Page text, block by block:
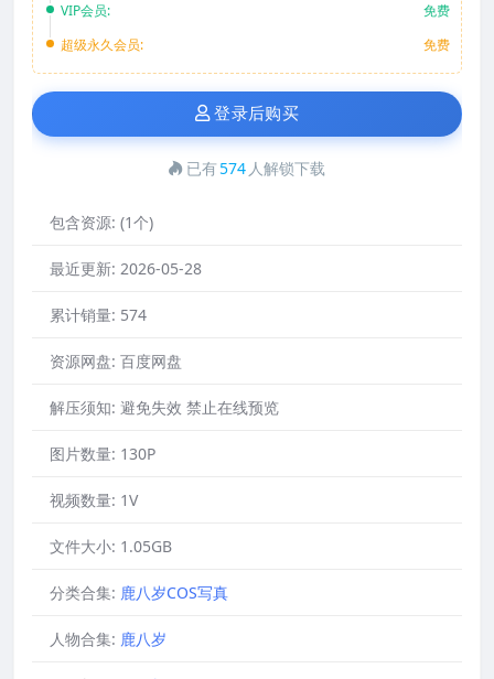
VIP会员:
免费
超级永久会员:
免费
登录后购买
已有574 人解锁下载
包含资源: (1个)
最近更新: 2026-05-28
累计销量: 574
资源网盘: 百度网盘
解压须知: 避免失效 禁止在线预览
图片数量: 130P
视频数量: 1V
文件大小: 1.05GB
分类合集: 鹿八岁COS写真
人物合集: 鹿八岁